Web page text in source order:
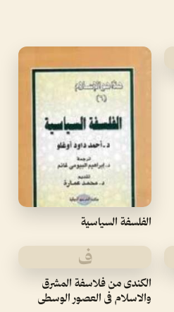
الفلسفة السياسية
ف
الكندى من فلاسفة المشرق
والاسلام فى العصور الوسطى